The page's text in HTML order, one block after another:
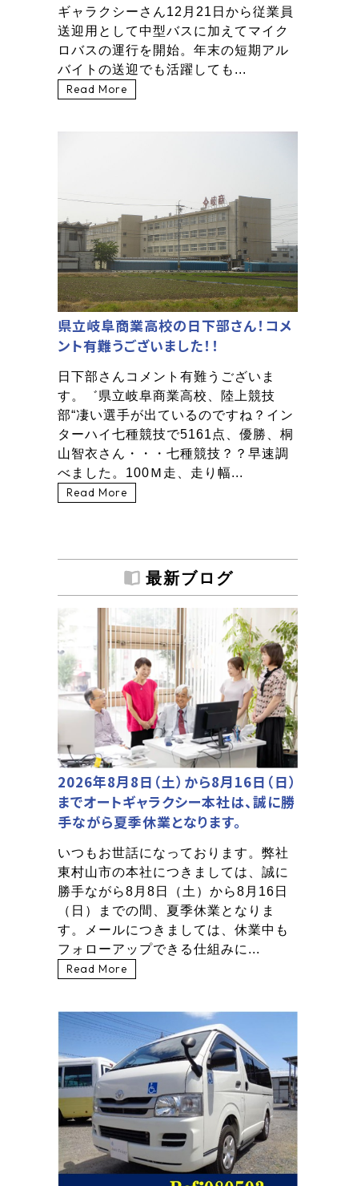
ギャラクシーさん12月21日から従業員
送迎用として中型バスに加えてマイク
ロバスの運行を開始。年末の短期アル
バイトの送迎でも活躍しても...
Read More
県立岐阜商業高校の日下部さん！コメ
ント有難うございました！！
日下部さんコメント有難うございま
す。゛県立岐阜商業高校、陸上競技
部“凄い選手が出ているのですね？イン
ターハイ七種競技で5161点、優勝、桐
山智衣さん・・・七種競技？？早速調
べました。100Ｍ走、走り幅...
Read More
最新ブログ
2026年8月8日（土）から8月16日（日）
までオートギャラクシー本社は、誠に勝
手ながら夏季休業となります。
いつもお世話になっております。弊社
東村山市の本社につきましては、誠に
勝手ながら8月8日（土）から8月16日
（日）までの間、夏季休業となりま
す。メールにつきましては、休業中も
フォローアップできる仕組みに...
Read More